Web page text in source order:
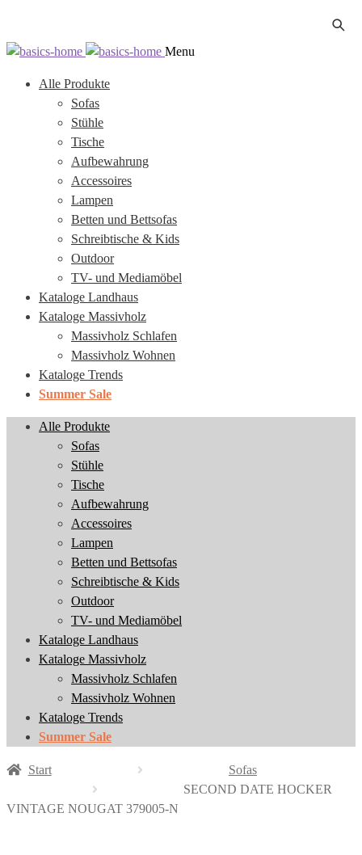
Zur
springen
Zum
springen
Menu
Alle Produkte
Sofas
Stühle
Tische
Aufbewahrung
Accessoires
Lampen
Betten und Bettsofas
Schreibtische & Kids
Outdoor
TV- und Mediamöbel
Kataloge Landhaus
Kataloge Massivholz
Massivholz Schlafen
Massivholz Wohnen
Kataloge Trends
Summer Sale
Alle Produkte
Sofas
Stühle
Tische
Aufbewahrung
Accessoires
Lampen
Betten und Bettsofas
Schreibtische & Kids
Outdoor
TV- und Mediamöbel
Kataloge Landhaus
Kataloge Massivholz
Massivholz Schlafen
Massivholz Wohnen
Kataloge Trends
Summer Sale
Start
Sofas
SECOND DATE HOCKER
VINTAGE NOUGAT 379005-N